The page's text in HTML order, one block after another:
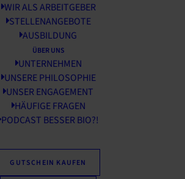
WIR ALS ARBEITGEBER
STELLENANGEBOTE
AUSBILDUNG
ÜBER UNS
UNTERNEHMEN
UNSERE PHILOSOPHIE
UNSER ENGAGEMENT
HÄUFIGE FRAGEN
PODCAST BESSER BIO?!
GUTSCHEIN KAUFEN